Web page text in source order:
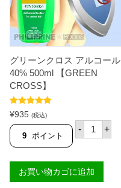
グリーンクロス アルコール
40% 500ml 【GREEN
CROSS】
5段階中5.00
の評価
¥935 (税込)
9 ポイント
- グ
リ
ク
ロ
ス
+
お買い物カゴに追加